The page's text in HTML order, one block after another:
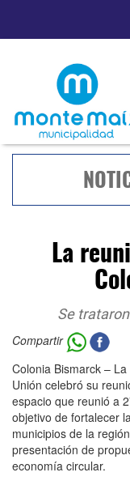
La
Se
Compartir
Colonia Bismarck –
Unión celebró su
espacio que reunió a
objetivo de fortalecer
municipios de la
presentación de
economía circular.